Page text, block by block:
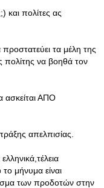
πολίτες ας
τα μέλη της
πολίτης να βοηθά τον
ασκείται ΑΠΟ
απελπισίας.
μήνυμα είναι
των προδοτών στην